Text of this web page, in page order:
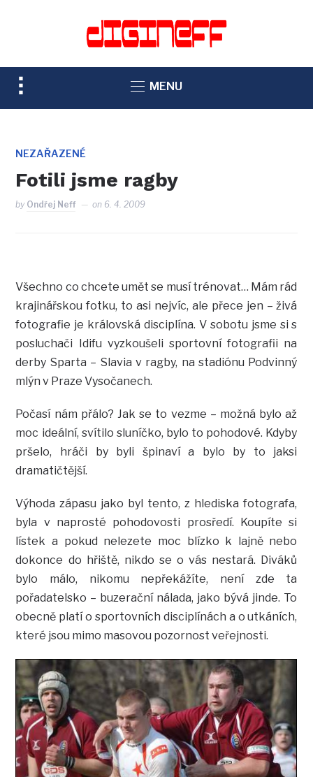
TOGGLE
SIDEBAR
NAVIGATION
MENU
NEZAŘAZENÉ
Fotili jsme ragby
by Ondřej Neff on 6. 4. 2009
Všechno co chcete umět se musí trénovat… Mám rád
krajinářskou fotku, to asi nejvíc, ale přece jen – živá
fotografie je královská disciplína. V sobotu jsme si s
posluchači Idifu vyzkoušeli sportovní fotografii na
derby Sparta – Slavia v ragby, na stadiónu Podvinný
mlýn v Praze Vysočanech.
Počasí nám přálo? Jak se to vezme – možná bylo až
moc ideální, svítilo sluníčko, bylo to pohodové. Kdyby
pršelo, hráči by byli špinaví a bylo by to jaksi
dramatičtější.
Výhoda zápasu jako byl tento, z hlediska fotografa,
byla v naprosté pohodovosti prosředí. Koupíte si
lístek a pokud nelezete moc blízko k lajně nebo
dokonce do hřiště, nikdo se o vás nestará. Diváků
bylo málo, nikomu nepřekážíte, není zde ta
pořadatelsko – buzerační nálada, jako bývá jinde. To
obecně platí o sportovních disciplínách a o utkáních,
které jsou mimo masovou pozornost veřejnosti.